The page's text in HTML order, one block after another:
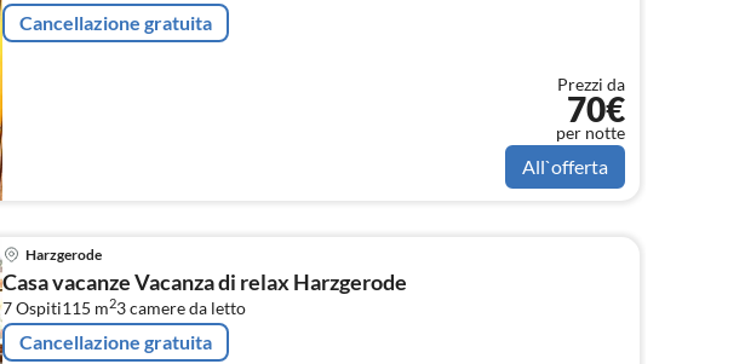
Cancellazione gratuita
Prezzi da
70€
per notte
All`offerta
Harzgerode
Casa vacanze Vacanza di relax Harzgerode
7 Ospiti115 m23camere da letto
Cancellazione gratuita